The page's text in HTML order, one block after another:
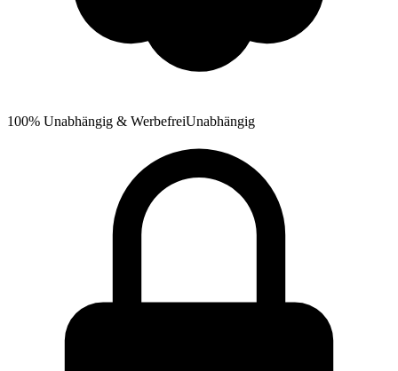
100% Unabhängig & WerbefreiUnabhängig